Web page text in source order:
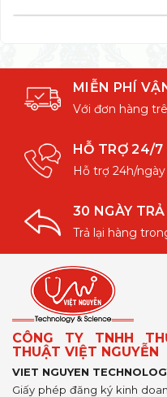
MIỄN PHÍ
Với đơn hàng
HỖ TRỢ 24/7
Hỗ trợ 24h/
30 NGÀY
Trả lại hàng
CÔNG TY TNHH
THUẬT VIỆT NGUYỄN
VIET NGUYEN
Giấy phép đăng ký kinh